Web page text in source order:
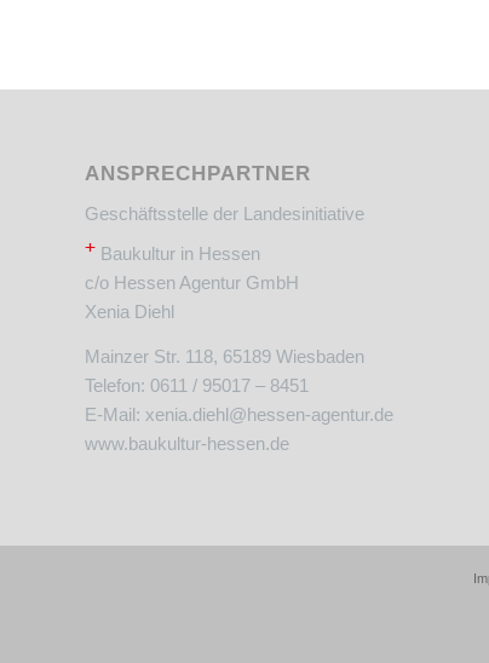
ANSPRECHPARTNER
Geschäftsstelle der Landesinitiative
+Baukultur in Hessen
c/o Hessen Agentur GmbH
Xenia Diehl
Mainzer Str. 118, 65189 Wiesbaden
Telefon: 0611 / 95017 – 8451
E-Mail: xenia.diehl@hessen-agentur.de
www.baukultur-hessen.de